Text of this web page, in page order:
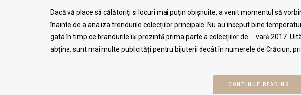
Dacă vă place să călătoriți și locuri mai puțin obișnuite, a venit momentul să
înainte de a analiza trendurile colecțiilor principale. Nu au început bine
gata în timp ce brandurile își prezintă prima parte a colecțiilor de … vară 2017.
abține: sunt mai multe publicități pentru bijuterii decât în numerele de Crăciun,
CONTINUE READING